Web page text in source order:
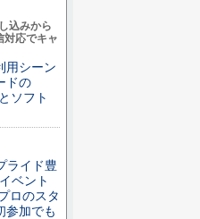
込みから
対応でキャ
用シーン
ドの
ソフト
ライド豊
ベント
ロのスタ
参加でも